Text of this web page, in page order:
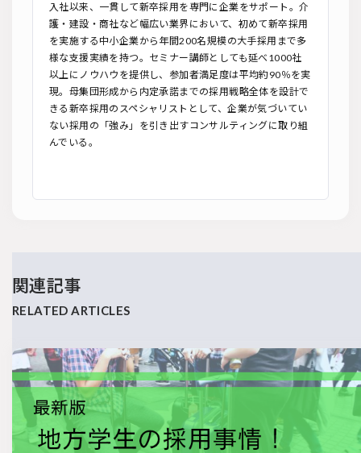
入社以来、一貫して新卒採用を専門に企業をサポート。介
護・建設・商社など幅広い業界において、初めて新卒採用
を実施する中小企業から年間200名規模の大手採用まで多
様な支援実績を持つ。セミナー講師としても延べ1000社
以上にノウハウを提供し、参加者満足度は平均約90％を実
現。母集団形成から内定承諾までの採用戦略全体を設計で
きる新卒採用のスペシャリストとして、企業が気づいてい
ない採用の「強み」を引き出すコンサルティングに取り組
んでいる。
関連記事